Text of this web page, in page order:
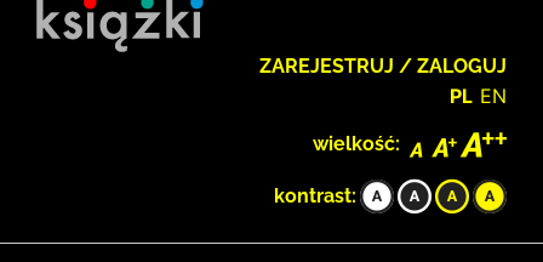
ZAREJESTRUJ / ZALOGUJ
PL EN
wielkość:
kontrast: